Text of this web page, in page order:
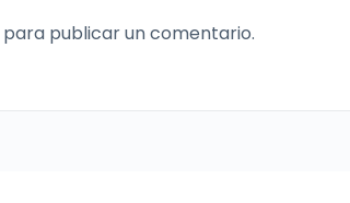
para publicar un comentario.